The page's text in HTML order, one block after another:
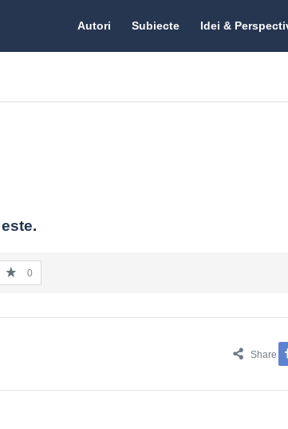
Citate.ro
Autori Subiecte Idei &
0
Share